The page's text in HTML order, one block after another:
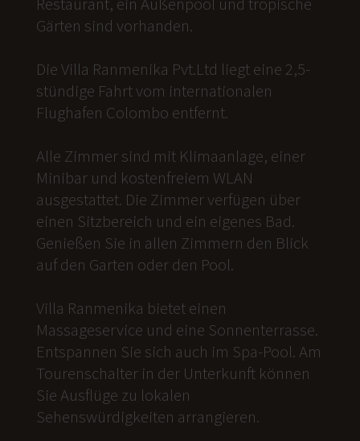
Gärten sind vorhanden.
Die Villa Ranmenika Pvt.Ltd liegt eine 2,5-
stündige Fahrt vom internationalen
Flughafen Colombo entfernt.
Alle Zimmer sind mit Klimaanlage, einer
Minibar und kostenfreiem WLAN
ausgestattet. Die Zimmer verfügen über
einen Sitzbereich und ein eigenes Bad.
Genießen Sie in allen Zimmern den Blick
auf den Garten oder den Pool.
Villa Ranmenika bietet einen
Massageservice und eine Sonnenterrasse.
Entspannen Sie sich auch im Spa-Pool. Am
Tourenschalter in der Unterkunft können
Sie Ausflüge zu lokalen
Sehenswürdigkeiten arrangieren.